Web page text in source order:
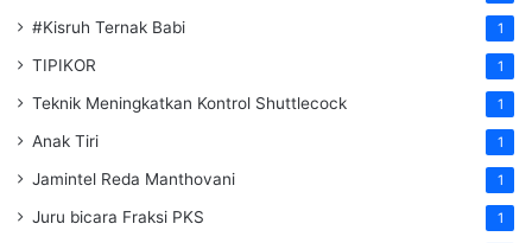
#Kisruh Ternak Babi 1
TIPIKOR 1
Teknik Meningkatkan Kontrol Shuttlecock 1
Anak Tiri 1
Jamintel Reda Manthovani 1
Juru bicara Fraksi PKS 1